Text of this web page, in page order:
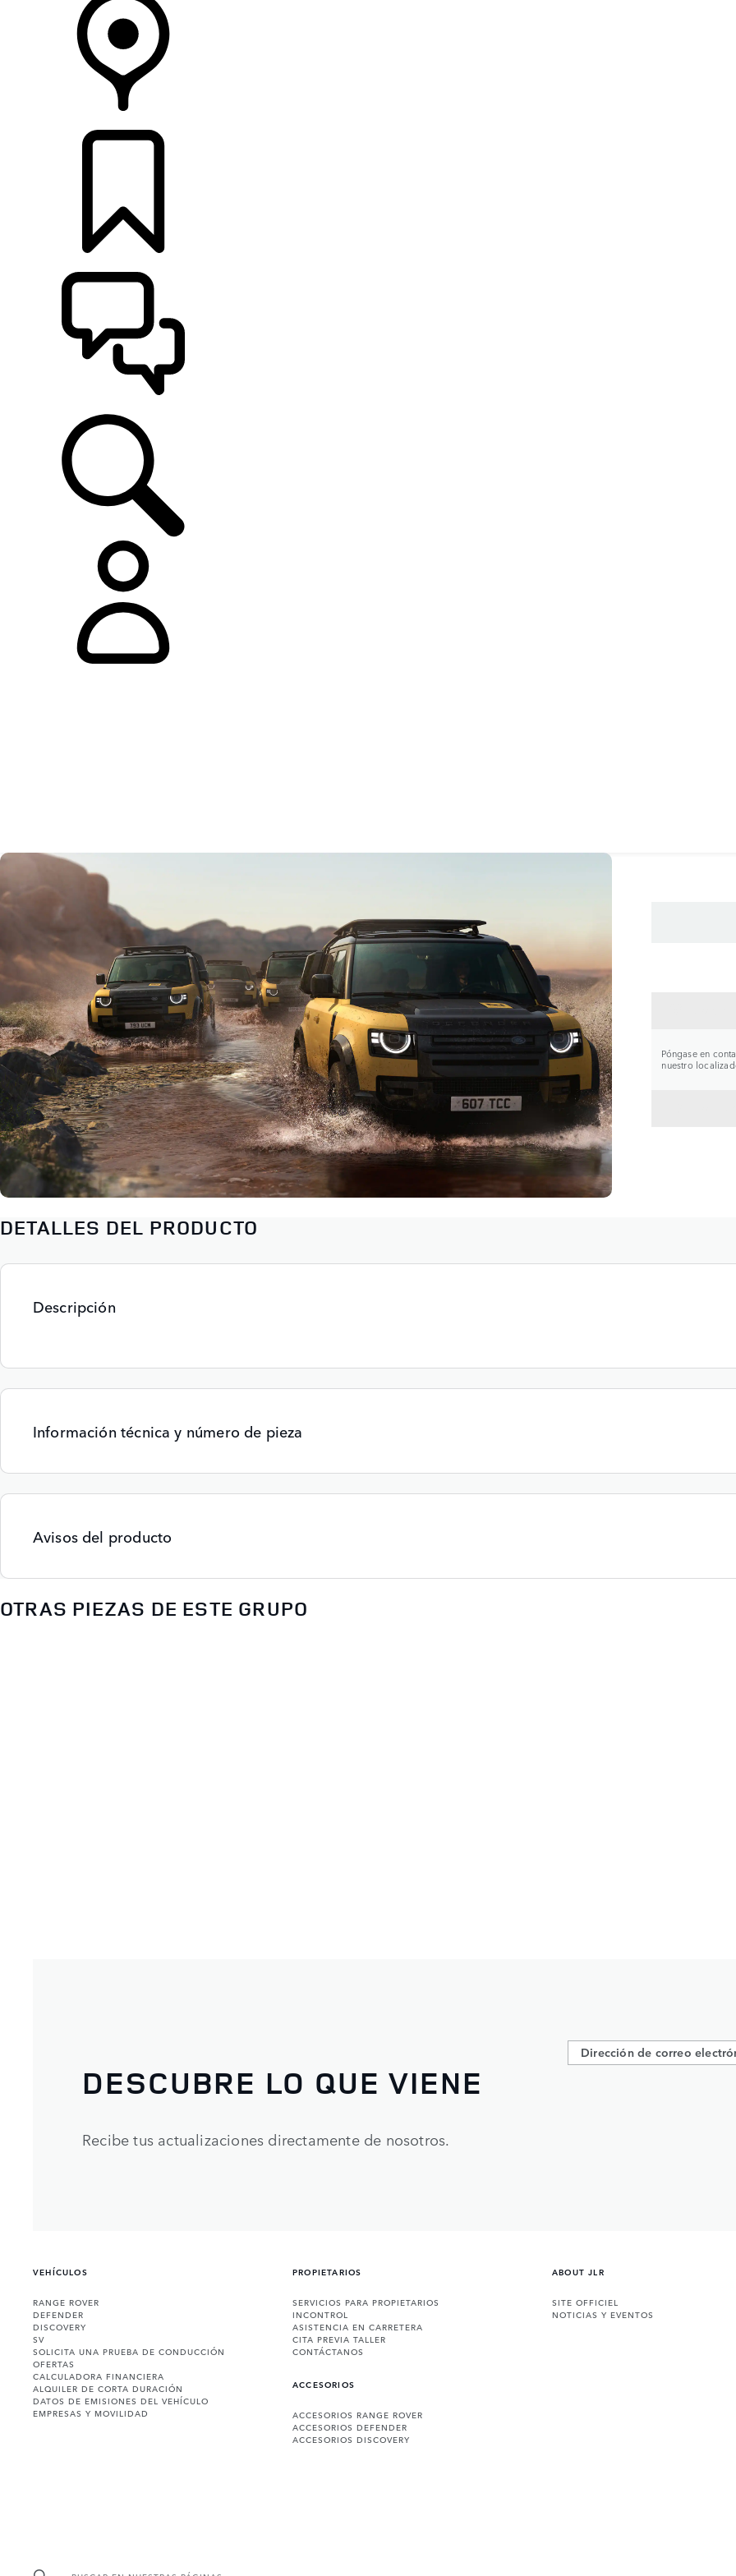
Póngase en
nuestro
DETALLES DEL PRODUCTO
Descripción
Información técnica y número de pieza
Avisos del producto
OTRAS PIEZAS DE ESTE GRUPO
DESCUBRE LO QUE VIENE
Recibe tus actualizaciones directamente de nosotros.
VEHÍCULOS
RANGE ROVER
DEFENDER
DISCOVERY
SV
SOLICITA UNA PRUEBA DE CONDUCCIÓN
OFERTAS
CALCULADORA FINANCIERA
ALQUILER DE CORTA DURACIÓN
DATOS DE EMISIONES DEL VEHÍCULO
EMPRESAS Y MOVILIDAD
PROPIETARIOS
SERVICIOS PARA PROPIETARIOS
INCONTROL
ASISTENCIA EN CARRETERA
CITA PREVIA TALLER
CONTÁCTANOS
ACCESORIOS
ACCESORIOS RANGE ROVER
ACCESORIOS DEFENDER
ACCESORIOS DISCOVERY
ABOUT JLR
SITE OFFICIEL
NOTICIAS Y EVENTOS